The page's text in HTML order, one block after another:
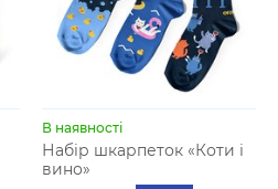
В наявності
Набір шкарпеток «Коти і
вино»